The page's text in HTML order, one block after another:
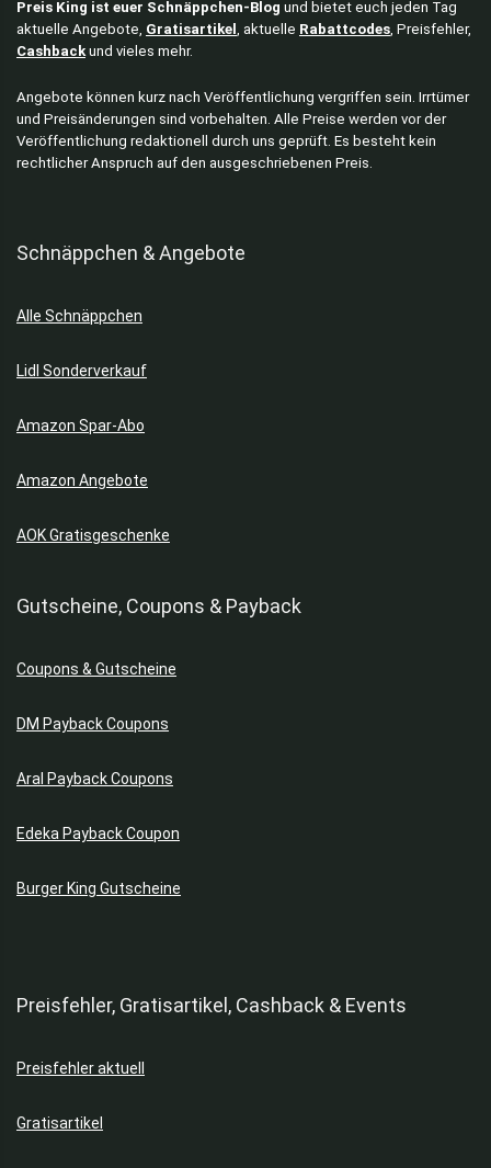
Preis King ist euer Schnäppchen-Blog und bietet euch jeden Tag
aktuelle Angebote, Gratisartikel , aktuelle Rabattcodes, Preisfehler,
Cashbackund vieles mehr.
Angebote können kurz nach Veröffentlichung vergriffen sein. Irrtümer
und Preisänderungen sind vorbehalten. Alle Preise werden vor der
Veröffentlichung redaktionell durch uns geprüft. Es besteht kein
rechtlicher Anspruch auf den ausgeschriebenen Preis.
Schnäppchen & Angebote
Alle Schnäppchen
Lidl Sonderverkauf
Amazon Spar-Abo
Amazon Angebote
AOK Gratisgeschenke
Gutscheine, Coupons & Payback
Coupons & Gutscheine
DM Payback Coupons
Aral Payback Coupons
Edeka Payback Coupon
Burger King Gutscheine
Preisfehler, Gratisartikel, Cashback & Events
Preisfehler aktuell
Gratisartikel